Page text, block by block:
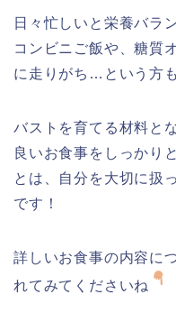
日々忙しいと栄養バラ
コンビニご飯や、糖質
に走りがち…という方
バストを育てる材料と
良いお食事をしっかり
とは、自分を大切に扱
です！
詳しいお食事の内容に
れてみてくださいね